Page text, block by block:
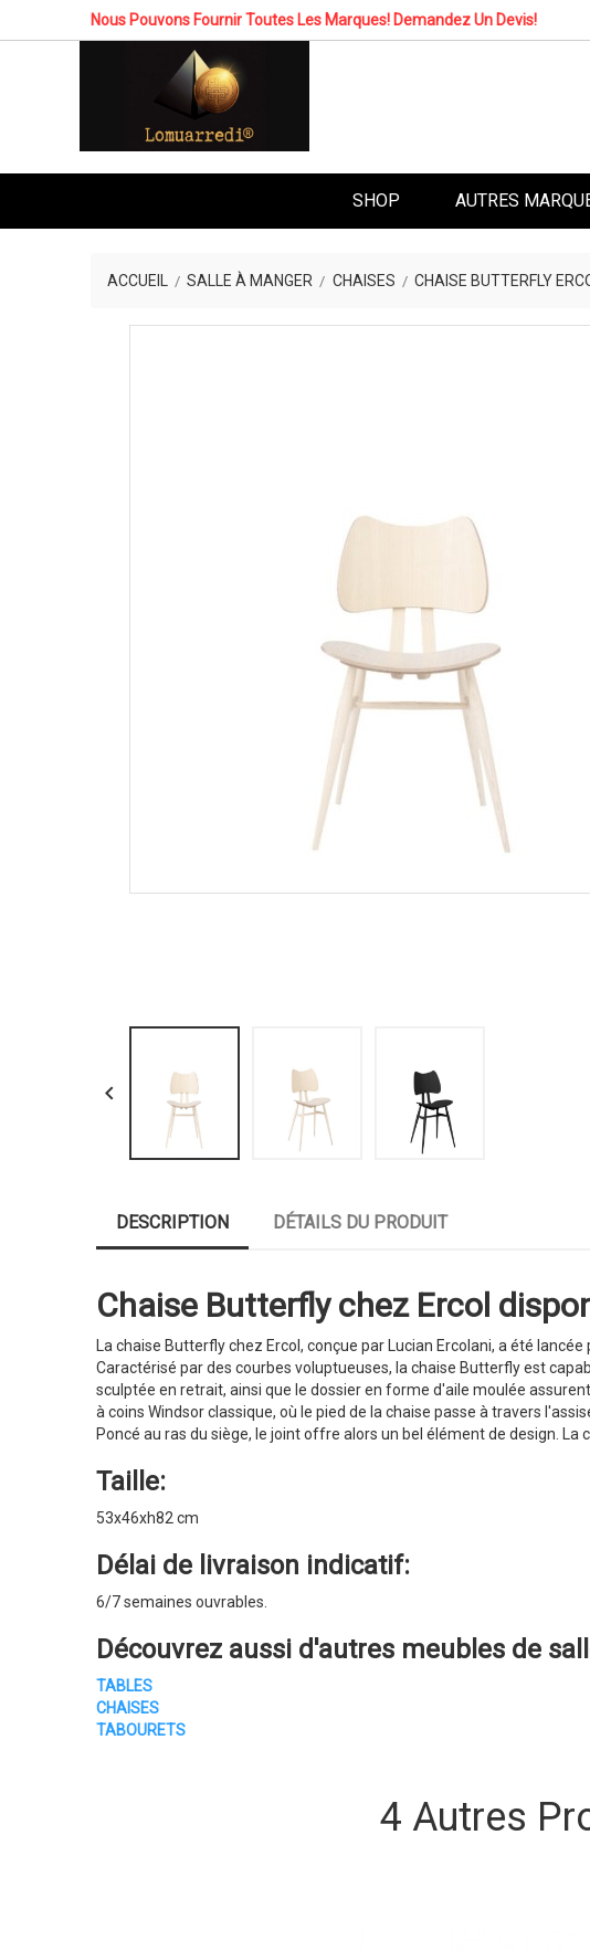
Nous Pouvons Fournir Toutes Les Marques! Demandez Un Devis!
SHOP AUTRES
ACCUEIL SALLE À MANGER CHAISES CHAISE BUTTERFLY

DESCRIPTION DÉTAILS DU PRODUIT
Chaise Butterfly chez Ercol
La chaise Butterfly chez Ercol, conçue par Lucian Ercolani, a été
Caractérisé par des courbes voluptueuses, la chaise Butterfly est
sculptée en retrait, ainsi que le dossier en forme d'aile moulée
à coins Windsor classique, où le pied de la chaise passe à travers
Poncé au ras du siège, le joint offre alors un bel élément de design.
Taille:
53x46xh82 cm
Délai de livraison indicatif:
6/7 semaines ouvrables.
Découvrez aussi d'autres meubles de
TABLES
CHAISES
TABOURETS
4 Autres